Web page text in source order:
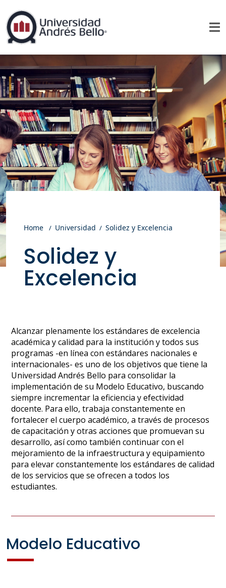
Home Universidad Solidez y Excelencia
Solidez y
Excelencia
Alcanzar plenamente los estándares de excelencia
académica y calidad para la institución y todos sus
programas -en línea con estándares nacionales e
internacionales- es uno de los objetivos que tiene la
Universidad Andrés Bello para consolidar la
implementación de su Modelo Educativo, buscando
siempre incrementar la eficiencia y efectividad
docente. Para ello, trabaja constantemente en
fortalecer el cuerpo académico, a través de procesos
de capacitación y otras acciones que promuevan su
desarrollo, así como también continuar con el
mejoramiento de la infraestructura y equipamiento
para elevar constantemente los estándares de calidad
de los servicios que se ofrecen a todos los
estudiantes.
Modelo Educativo